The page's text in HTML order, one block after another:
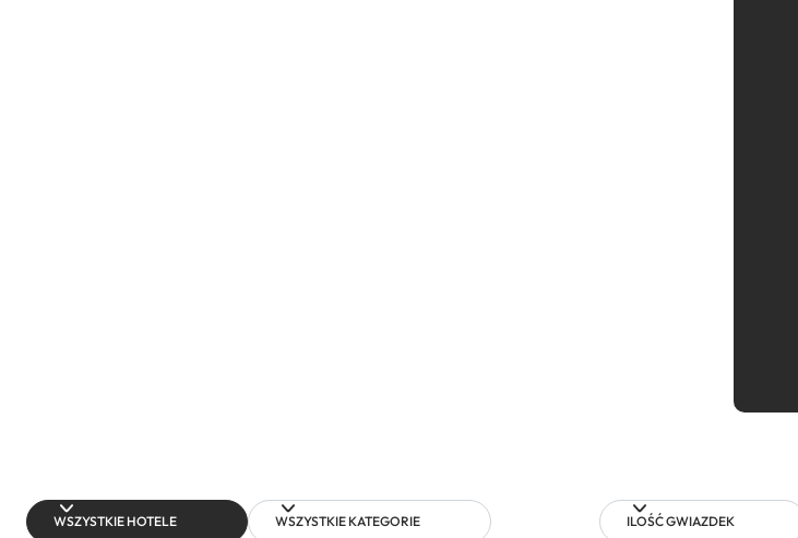
WSZYSTKIE HOTELE WSZYSTKIE KATEGORIE ILOŚĆ GWIAZDEK